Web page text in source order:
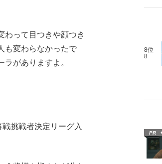
わって目つきや顔つき
も変わらなかったで
がありますよ。
挑戦者決定リーグ入
8位
8
PR